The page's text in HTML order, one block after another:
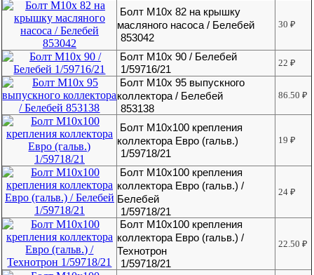
Болт М10х 82 на крышку
масляного насоса / Белебей
853042
30₽
Болт М10х 90 / Белебей
1/59716/21
22₽
Болт М10х 95 выпускного
коллектора / Белебей
853138
86.50₽
Болт М10х100 крепления
коллектора Евро (гальв.)
1/59718/21
19₽
Болт М10х100 крепления
коллектора Евро (гальв.) /
Белебей
1/59718/21
24₽
Болт М10х100 крепления
коллектора Евро (гальв.) /
Технотрон
1/59718/21
22.50₽